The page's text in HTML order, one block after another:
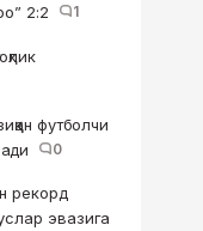
2:2 1
футболчи
0
рекорд
эвазига